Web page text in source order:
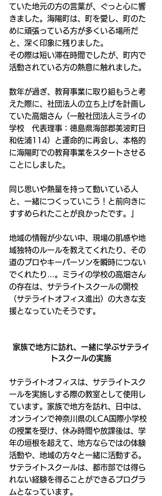
ていた地元の方の言葉が、ぐっと心に響
きました。海陽町は、町を愛し、町のた
めに頑張っている方が多くいる場所だ
と、深く印象に残りました。
その際は短い滞在時間でしたが、町内で
活動されている方の熱意に触れました。
数年が過ぎ、教育事業に取り組もうと考
えた際に、社団法人の立ち上げを計画し
ていた高畑さん（一般社団法人ミライの
学校　代表理事：徳島県海部郡美波町日
和佐浦114）と運命的に再会し、本格的
に海陽町での教育事業をスタートさせる
ことにしました。
同じ思いや熱量を持って動いている人
と、一緒につくっていこう！と前向きに
すすめられたことが良かったです。」
地域の情報が少ない中、現場の肌感や地
域独特のルールを教えてくれたり、その
道のプロやキーパーソンを瞬時につない
でくれたり…。ミライの学校の高畑さん
の存在は、サテライトスクールの開校
（サテライトオフィス進出）の大きな支
援となっていたそうです。
家族で地方に訪れ、一緒に学ぶサテライ
トスクールの実施
サテライトオフィスは、サテライトスク
ールを実施しする際の教室として使用し
ています。家族で地方を訪れ、日中は、
オンラインで神奈川県のLCA国際小学校
の授業を受け、休み時間や放課後は、学
年の垣根を超えて、地方ならではの体験
活動や、地域の方々と一緒に活動する。
サテライトスクールは、都市部では得ら
れない経験を得ることができるプログラ
ムとなっています。